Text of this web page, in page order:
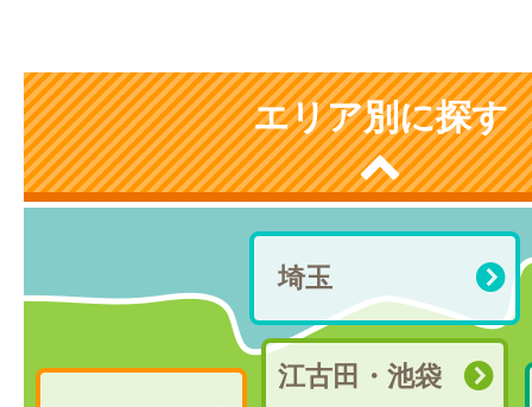
エリア別に探す
埼玉
江古田・池袋